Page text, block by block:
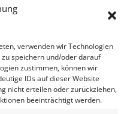
verwenden wir Technologien
speichern und/oder darauf
zustimmen, können wir
IDs auf dieser Website
nicht erteilen oder zurückziehen,
beeinträchtigt werden.
*